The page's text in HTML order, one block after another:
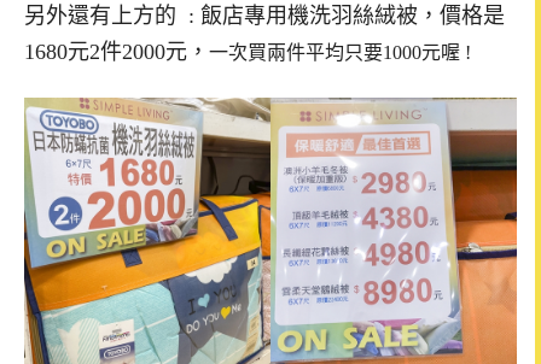
另外還有上方的 : 飯店專用機洗羽絲絨被，價格是
1680元2件2000元， 一次買兩件平均只要1000元喔 !